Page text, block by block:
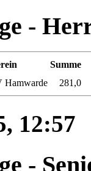
-
Summe
Hamwarde 281,0
12:57
-